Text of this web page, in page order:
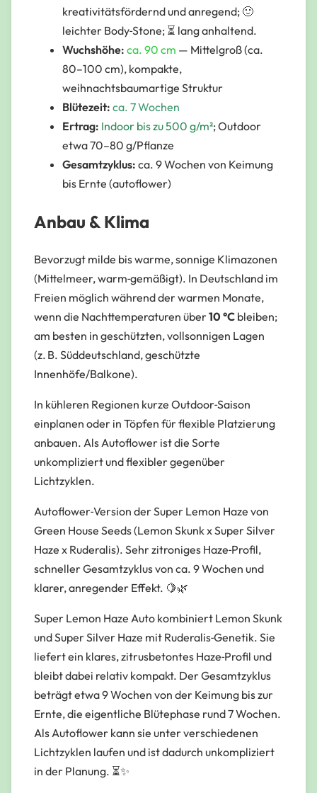
kreativitätsfördernd und anregend; 🙂
leichter Body‑Stone; ⏳ lang anhaltend.
Wuchshöhe: ca. 90 cm — Mittelgroß (ca.
80–100 cm), kompakte,
weihnachtsbaumartige Struktur
Blütezeit: ca. 7 Wochen
Ertrag: Indoor bis zu 500 g/m²; Outdoor
etwa 70–80 g/Pflanze
Gesamtzyklus: ca. 9 Wochen von Keimung
bis Ernte (autoflower)
Anbau & Klima
Bevorzugt milde bis warme, sonnige Klimazonen
(Mittelmeer, warm‑gemäßigt). In Deutschland im
Freien möglich während der warmen Monate,
wenn die Nachttemperaturen über10 °C bleiben;
am besten in geschützten, vollsonnigen Lagen
(z. B. Süddeutschland, geschützte
Innenhöfe/Balkone).
In kühleren Regionen kurze Outdoor‑Saison
einplanen oder in Töpfen für flexible Platzierung
anbauen. Als Autoflower ist die Sorte
unkompliziert und flexibler gegenüber
Lichtzyklen.
Autoflower‑Version der Super Lemon Haze von
Green House Seeds (Lemon Skunk x Super Silver
Haze x Ruderalis). Sehr zitroniges Haze‑Profil,
schneller Gesamtzyklus von ca. 9 Wochen und
klarer, anregender Effekt. 🍋🌿
Super Lemon Haze Auto kombiniert Lemon Skunk
und Super Silver Haze mit Ruderalis‑Genetik. Sie
liefert ein klares, zitrusbetontes Haze‑Profil und
bleibt dabei relativ kompakt. Der Gesamtzyklus
beträgt etwa 9 Wochen von der Keimung bis zur
Ernte, die eigentliche Blütephase rund 7 Wochen.
Als Autoflower kann sie unter verschiedenen
Lichtzyklen laufen und ist dadurch unkompliziert
in der Planung. ⏳✨